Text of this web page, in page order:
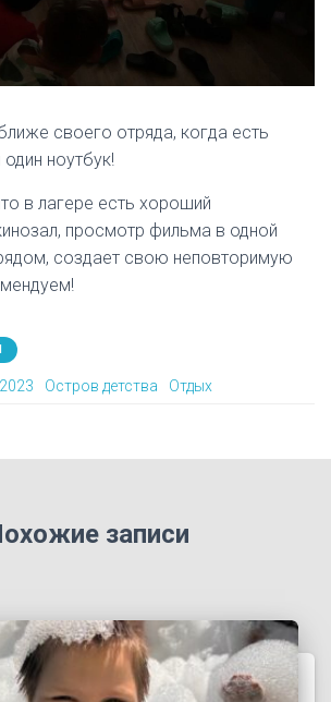
своего отряда, когда есть
ноутбук!
в лагере есть хороший
просмотр фильма в одной
создает свою неповторимую
Остров детства Отдых
записи